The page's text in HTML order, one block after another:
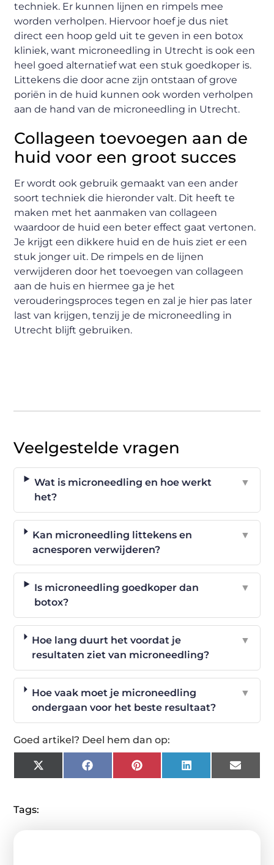
techniek. Er kunnen lijnen en rimpels mee
worden verholpen. Hiervoor hoef je dus niet
direct een hoop geld uit te geven in een botox
kliniek, want microneedling in Utrecht is ook een
heel goed alternatief wat een stuk goedkoper is.
Littekens die door acne zijn ontstaan of grove
poriën in de huid kunnen ook worden verholpen
aan de hand van de microneedling in Utrecht.
Collageen toevoegen aan de
huid voor een groot succes
Er wordt ook gebruik gemaakt van een ander
soort techniek die hieronder valt. Dit heeft te
maken met het aanmaken van collageen
waardoor de huid een beter effect gaat vertonen.
Je krijgt een dikkere huid en de huis ziet er een
stuk jonger uit. De rimpels en de lijnen
verwijderen door het toevoegen van collageen
aan de huis en hiermee ga je het
verouderingsproces tegen en zal je hier pas later
last van krijgen, tenzij je de microneedling in
Utrecht blijft gebruiken.
Veelgestelde vragen
Wat is microneedling en hoe werkt
het?
▼
Kan microneedling littekens en
acnesporen verwijderen?
▼
Is microneedling goedkoper dan
botox?
▼
Hoe lang duurt het voordat je
resultaten ziet van microneedling?
▼
Hoe vaak moet je microneedling
ondergaan voor het beste resultaat?
▼
Goed artikel? Deel hem dan op:
X
(Twitter)
FacebookPinterestLinkedIn Email
Tags: